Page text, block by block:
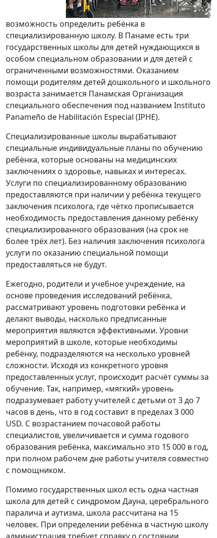
возможность определить ребёнка в
специализированную школу. В Панаме есть три
государственных школы для детей нуждающихся в
особом специальном образовании и для детей с
ограниченными возможностями. Оказанием
помощи родителям детей дошкольного и школьного
возраста занимается Панамская Организация
специального обеспечения под названием Instituto
Panameño de Habilitación Especial (IPHE).
Специализированные школы вырабатывают
специальные индивидуальные планы по обучению
ребёнка, которые основаны на медицинских
заключениях о здоровье, навыках и интересах.
Услуги по специализированному образованию
предоставляются при наличии у ребёнка текущего
заключения психолога, где чётко прописывается
необходимость предоставления данному ребёнку
специализированного образования (на срок не
более трёх лет). Без наличия заключения психолога
услуги по оказанию специальной помощи
предоставляться не будут.
Ежегодно, родители и учебное учреждение, на
основе проведения исследований ребёнка,
рассматривают уровень подготовки ребёнка и
делают выводы, насколько предписанные
мероприятия являются эффективными. Уровни
мероприятий в школе, которые необходимы
ребёнку, подразделяются на несколько уровней
сложности. Исходя из конкретного уровня
предоставленных услуг, происходит расчёт суммы за
обучение. Так, например, «мягкий» уровень
подразумевает работу учителей с детьми от 3 до 7
часов в день, что в год составит в пределах 3 000
USD. С возрастанием почасовой работы
специалистов, увеличивается и сумма годового
образования ребёнка, максимально это 15 000 в год,
при полном рабочем дне работы учителя совместно
с помощником.
Помимо государственных школ есть одна частная
школа для детей с синдромом Дауна, церебрального
паралича и аутизма, школа рассчитана на 15
человек. При определении ребёнка в частную школу